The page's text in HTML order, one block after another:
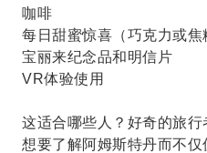
咖啡
每日甜蜜惊喜（巧克力或焦
宝丽来纪念品和明信片
VR体验使用
这适合哪些人？好奇的旅
想要了解阿姆斯特丹而不仅